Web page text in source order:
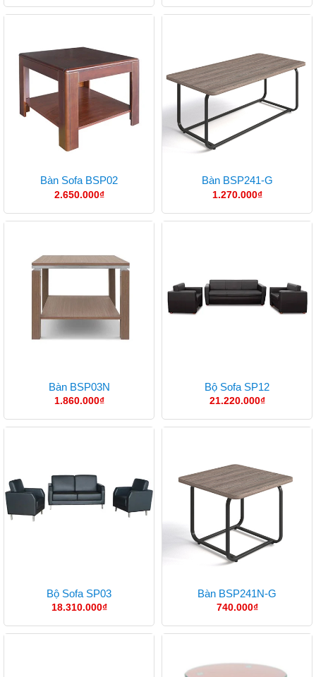
Bàn Sofa BSP02
2.650.000₫
Bàn BSP241-G
1.270.000₫
Bàn BSP03N
1.860.000₫
Bộ Sofa SP12
21.220.000₫
Bộ Sofa SP03
18.310.000₫
Bàn BSP241N-G
740.000₫